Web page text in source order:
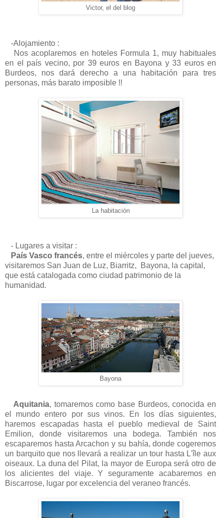
Victor, el del blog
-Alojamiento :
Nos acoplaremos en hoteles Formula 1, muy habituales
en el país vecino, por 39 euros en Bayona y 33 euros en
Burdeos, nos dará derecho a una habitación para tres
personas, más barato imposible !!
La habitación
- Lugares a visitar :
País Vasco francés, entre el miércoles y parte del jueves,
visitaremos San Juan de Luz, Biarritz, Bayona, la capital,
que está catalogada como ciudad patrimonio de la
humanidad.
Bayona
Aquitania, tomaremos como base Burdeos, conocida en
el mundo entero por sus vinos. En los días siguientes,
haremos escapadas hasta el pueblo medieval de Saint
Emilion, donde visitaremos una bodega. También nos
escaparemos hasta Arcachon y su bahía, donde cogeremos
un barquito que nos llevará a realizar un tour hasta L'île aux
oiseaux. La duna del Pilat, la mayor de Europa será otro de
los alicientes del viaje. Y seguramente acabaremos en
Biscarrose, lugar por excelencia del veraneo francés.